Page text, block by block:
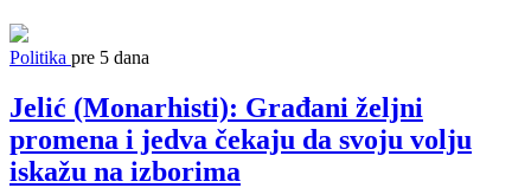
Politika pre 5 dana
Jelić (Monarhisti): Građani željni
promena i jedva čekaju da svoju volju
iskažu na izborima